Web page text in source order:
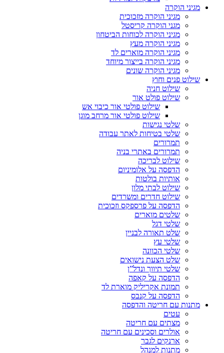
מגיני הוקרה
מגיני הוקרה מזכוכית
מגני הוקרה קריסטל
מגיני הוקרה לכוחות הביטחון
מגיני הוקרה מעץ
מגיני הוקרה מוארים לד
מגיני הוקרה בייצור מיוחד
מגיני הוקרה שונים
שילוט פנים וחוץ
שילוט חניה
שילוט פולט אור
שילוט פולטי אור כיבוי אש
שילוט פולטי אור מרחב מוגן
שלטי נגישות
שלטי בטיחות לאתר עבודה
תמרורים
תמרורים באתרי בניה
שילוט לבריכה
הדפסה על אלומיניום
אותיות בולטות
שילוט לבתי מלון
שילוט חדרים ומשרדים
הדפסה על פרספקס וזכוכית
שלטים מוארים
שלטי דגל
שלט תאורה לבניין
שלטי עץ
שלטי הכוונה
שלט הצעת נישואים
שלטי תיווך ונדל”ן
הדפסה על קאפה
תמונת אקריליק מוארת לד
הדפסה על קנבס
מתנות עם חריטה והדפסה
עטים
מצתים עם חריטה
אולרים וסכינים עם חריטה
ארנקים לגבר
מתנות למנהל